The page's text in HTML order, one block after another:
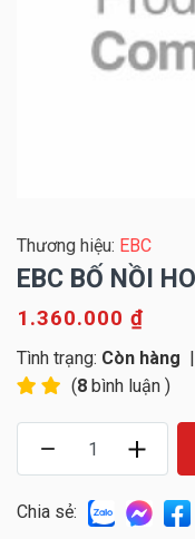
Thương hiệu: EBC
EBC BỐ NỒI
1.360.000 ₫
Tình trạng: Còn hàng
(8 bình luận )
Chia sẻ: